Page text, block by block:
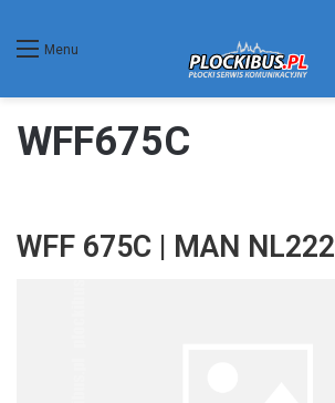
Menu
WFF675C
WFF 675C | MAN NL222